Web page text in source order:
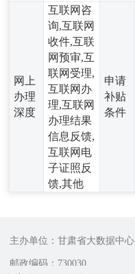
网上
办理
深度
互联网咨
询,互联网
收件,互联
网预审,互
联网受理,
互联网办
理,互联网
办理结果
信息反馈,
互联网电
子证照反
馈,其他
申请
补贴
条件
主办单位：甘肃省大数据中心
邮政编码：730030